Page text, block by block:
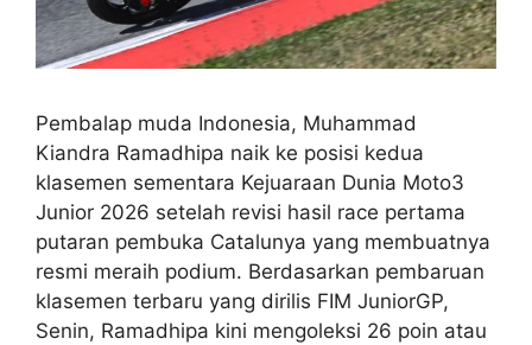
Pembalap muda Indonesia, Muhammad
Kiandra Ramadhipa naik ke posisi kedua
klasemen sementara Kejuaraan Dunia Moto3
Junior 2026 setelah revisi hasil race pertama
putaran pembuka Catalunya yang membuatnya
resmi meraih podium. Berdasarkan pembaruan
klasemen terbaru yang dirilis FIM JuniorGP,
Senin, Ramadhipa kini mengoleksi 26 poin atau